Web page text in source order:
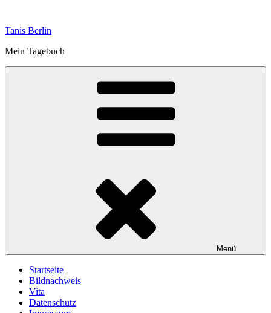
springen
Tanis Berlin
Mein Tagebuch
Menü
Startseite
Bildnachweis
Vita
Datenschutz